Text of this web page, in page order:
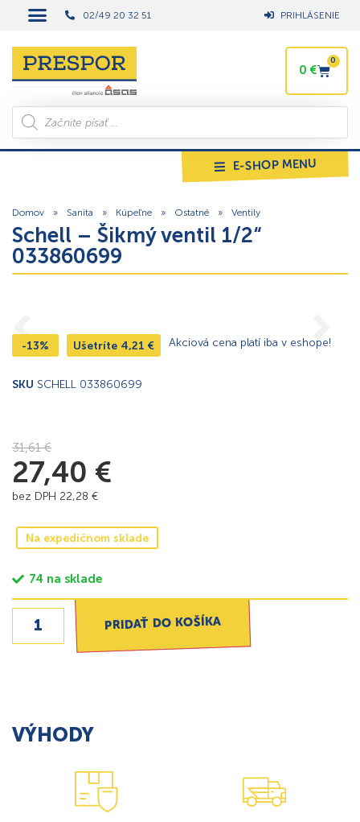
02/49 20 32 51 PRIHLÁSENIE
0 €
0
E-SHOP MENU
Domov » Sanita » Kúpeľne » Ostatné » Ventily
Schell – Šikmý ventil 1/2“
033860699
-13% Ušetríte 4,21 € Akciová cena platí iba v eshope!
SKU SCHELL 033860699
31,61€
27,40 €
bez DPH 22,28 €
Na expedičnom sklade
74 na sklade
PRIDAŤ DO KOŠÍKA
VÝHODY